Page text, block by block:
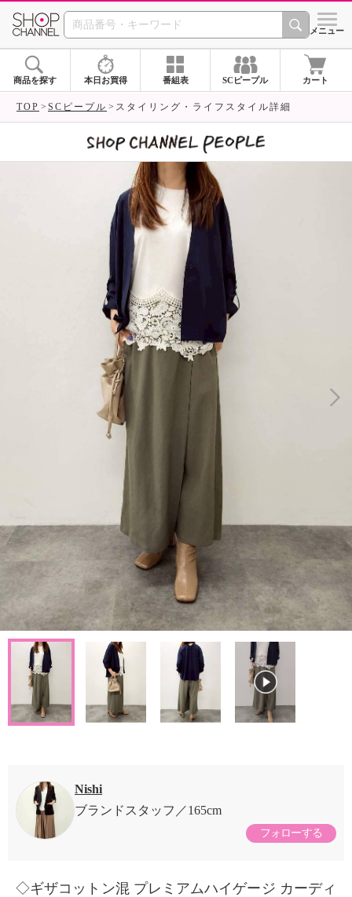
SHOP CHANNEL シメニュー
商品を探す 本日お買得 番組表 SCピープル カート
TOP SCピープル スタイリング・ライフスタイル詳細
Nishi
ブランドスタッフ
165cm
フォローする
◇ギザコットン混 プレミアムハイゲージ カーディ